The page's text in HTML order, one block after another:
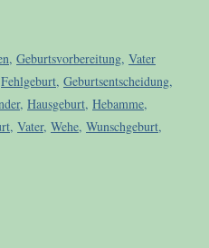
, Geburtsvorbereitung, Vater
Fehlgeburt, Geburtsentscheidung,
, Hausgeburt, Hebamme,
, Vater, Wehe, Wunschgeburt,